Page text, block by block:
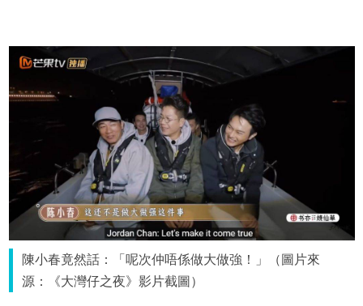
陳小春竟然話：「呢次仲唔係做大做強！」（圖片來
源：《大灣仔之夜》影片截圖）